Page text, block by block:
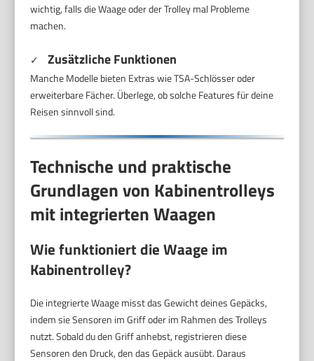
wichtig, falls die Waage oder der Trolley mal Probleme
machen.
✓ Zusätzliche Funktionen
Manche Modelle bieten Extras wie TSA-Schlösser oder
erweiterbare Fächer. Überlege, ob solche Features für deine
Reisen sinnvoll sind.
Technische und praktische
Grundlagen von Kabinentrolleys
mit integrierten Waagen
Wie funktioniert die Waage im
Kabinentrolley?
Die integrierte Waage misst das Gewicht deines Gepäcks,
indem sie Sensoren im Griff oder im Rahmen des Trolleys
nutzt. Sobald du den Griff anhebst, registrieren diese
Sensoren den Druck, den das Gepäck ausübt. Daraus